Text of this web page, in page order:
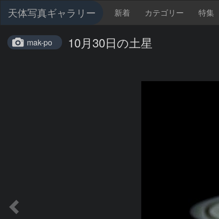
天体写真ギャラリー 新着 カテゴリー 特集
mak-po 10月30日の土星